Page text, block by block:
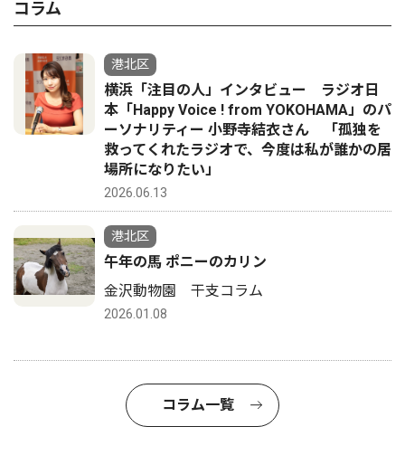
コラム
港北区
横浜「注目の人」インタビュー ラジオ日
本「Happy Voice ! from YOKOHAMA」のパ
ーソナリティー 小野寺結衣さん 「孤独を
救ってくれたラジオで、今度は私が誰かの居
場所になりたい」
2026.06.13
港北区
午年の馬 ポニーのカリン
金沢動物園 干支コラム
2026.01.08
コラム一覧